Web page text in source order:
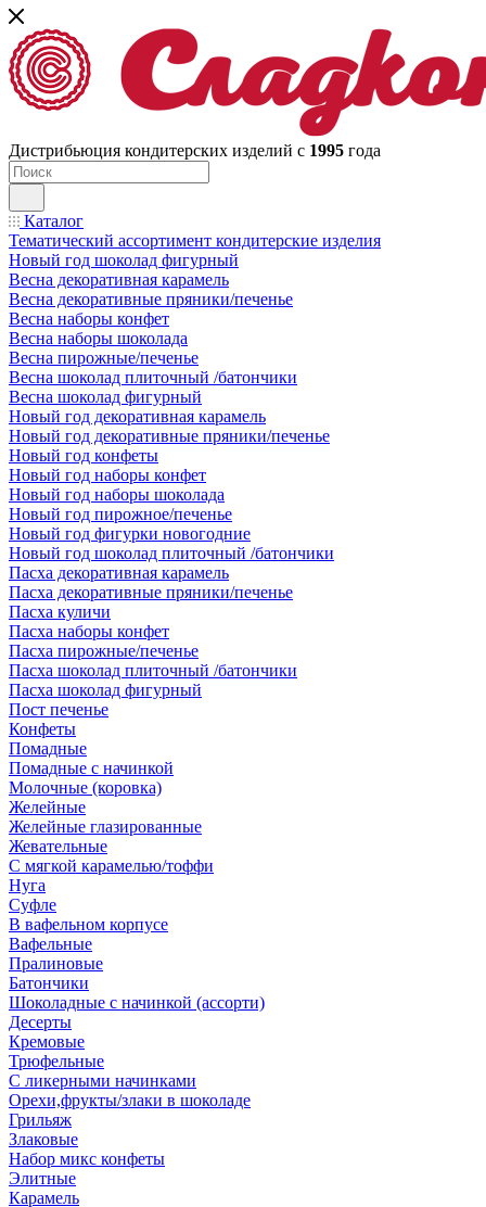
Дистрибьюция кондитерских изделий с 1995 года
Каталог
Тематический ассортимент кондитерские изделия
Новый год шоколад фигурный
Весна декоративная карамель
Весна декоративные пряники/печенье
Весна наборы конфет
Весна наборы шоколада
Весна пирожные/печенье
Весна шоколад плиточный /батончики
Весна шоколад фигурный
Новый год декоративная карамель
Новый год декоративные пряники/печенье
Новый год конфеты
Новый год наборы конфет
Новый год наборы шоколада
Новый год пирожное/печенье
Новый год фигурки новогодние
Новый год шоколад плиточный /батончики
Пасха декоративная карамель
Пасха декоративные пряники/печенье
Пасха куличи
Пасха наборы конфет
Пасха пирожные/печенье
Пасха шоколад плиточный /батончики
Пасха шоколад фигурный
Пост печенье
Конфеты
Помадные
Помадные с начинкой
Молочные (коровка)
Желейные
Желейные глазированные
Жевательные
С мягкой карамелью/тоффи
Нуга
Суфле
В вафельном корпусе
Вафельные
Пралиновые
Батончики
Шоколадные с начинкой (ассорти)
Десерты
Кремовые
Трюфельные
С ликерными начинками
Орехи,фрукты/злаки в шоколаде
Грильяж
Злаковые
Набор микс конфеты
Элитные
Карамель